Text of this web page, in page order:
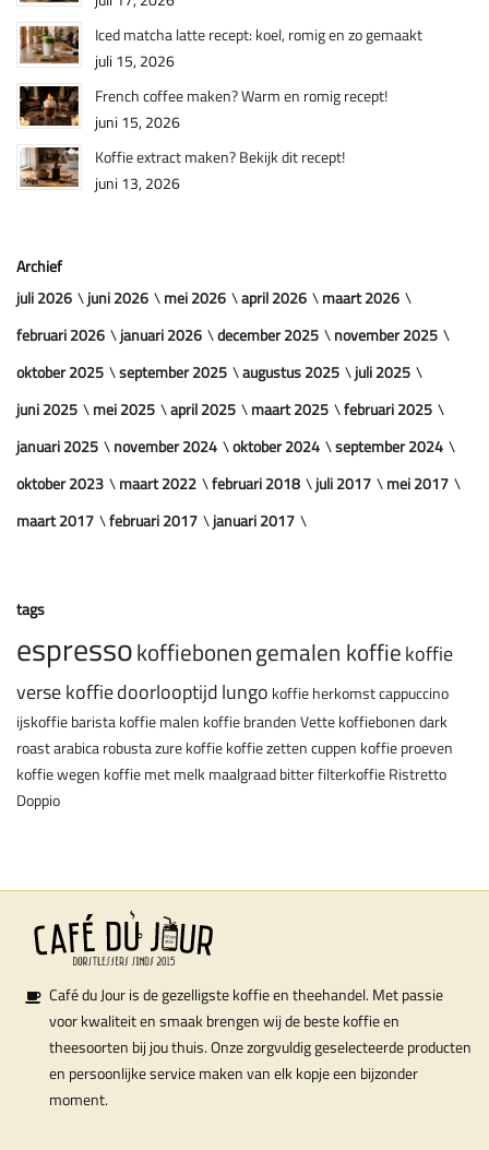
Iced matcha latte recept: koel, romig en zo gemaakt
juli 15, 2026
French coffee maken? Warm en romig recept!
juni 15, 2026
Koffie extract maken? Bekijk dit recept!
juni 13, 2026
Archief
juli 2026
juni 2026 mei 2026 april 2026
maart 2026
februari 2026
januari 2026 december 2025
november 2025
oktober 2025
september 2025 augustus 2025
juli 2025
juni 2025
mei 2025 april 2025 maart 2025
februari 2025
januari 2025
november 2024 oktober 2024
september 2024
oktober 2023
maart 2022 februari 2018 juli 2017
mei 2017
maart 2017
februari 2017 januari 2017
tags
espressokoffiebonengemalen koffiekoffie
verse koffiedoorlooptijdlungo koffie herkomstcappuccino
ijskoffiebaristakoffie malen koffie brandenVette koffiebonendark
roastarabicarobustazure koffiekoffie zettencuppen koffie proeven
koffie wegen koffie met melkmaalgraadbitterfilterkoffieRistretto
Doppio
Café du Jour is de gezelligste koffie en theehandel. Met passie
voor kwaliteit en smaak brengen wij de beste koffie en
theesoorten bij jou thuis. Onze zorgvuldig geselecteerde producten
en persoonlijke service maken van elk kopje een bijzonder
moment.